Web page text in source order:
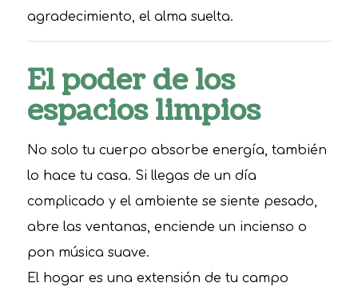
agradecimiento, el alma suelta.
El poder de los
espacios limpios
No solo tu cuerpo absorbe energía, también
lo hace tu casa. Si llegas de un día
complicado y el ambiente se siente pesado,
abre las ventanas, enciende un incienso o
pon música suave.
El hogar es una extensión de tu campo